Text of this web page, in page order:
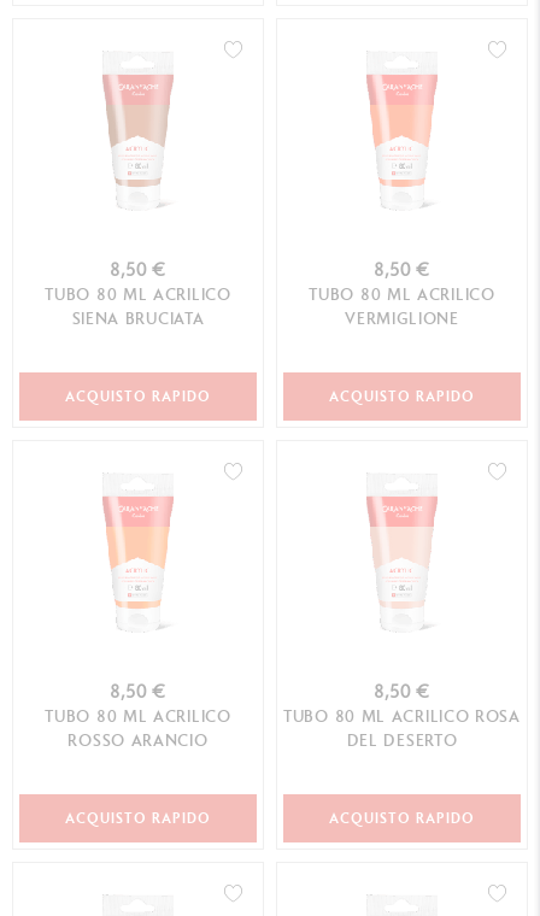
8,50 €
TUBO 80 ML ACRILICO
SIENA BRUCIATA
ACQUISTO RAPIDO
8,50 €
TUBO 80 ML ACRILICO
VERMIGLIONE
ACQUISTO RAPIDO
8,50 €
TUBO 80 ML ACRILICO
ROSSO ARANCIO
ACQUISTO RAPIDO
8,50 €
TUBO 80 ML ACRILICO ROSA
DEL DESERTO
ACQUISTO RAPIDO